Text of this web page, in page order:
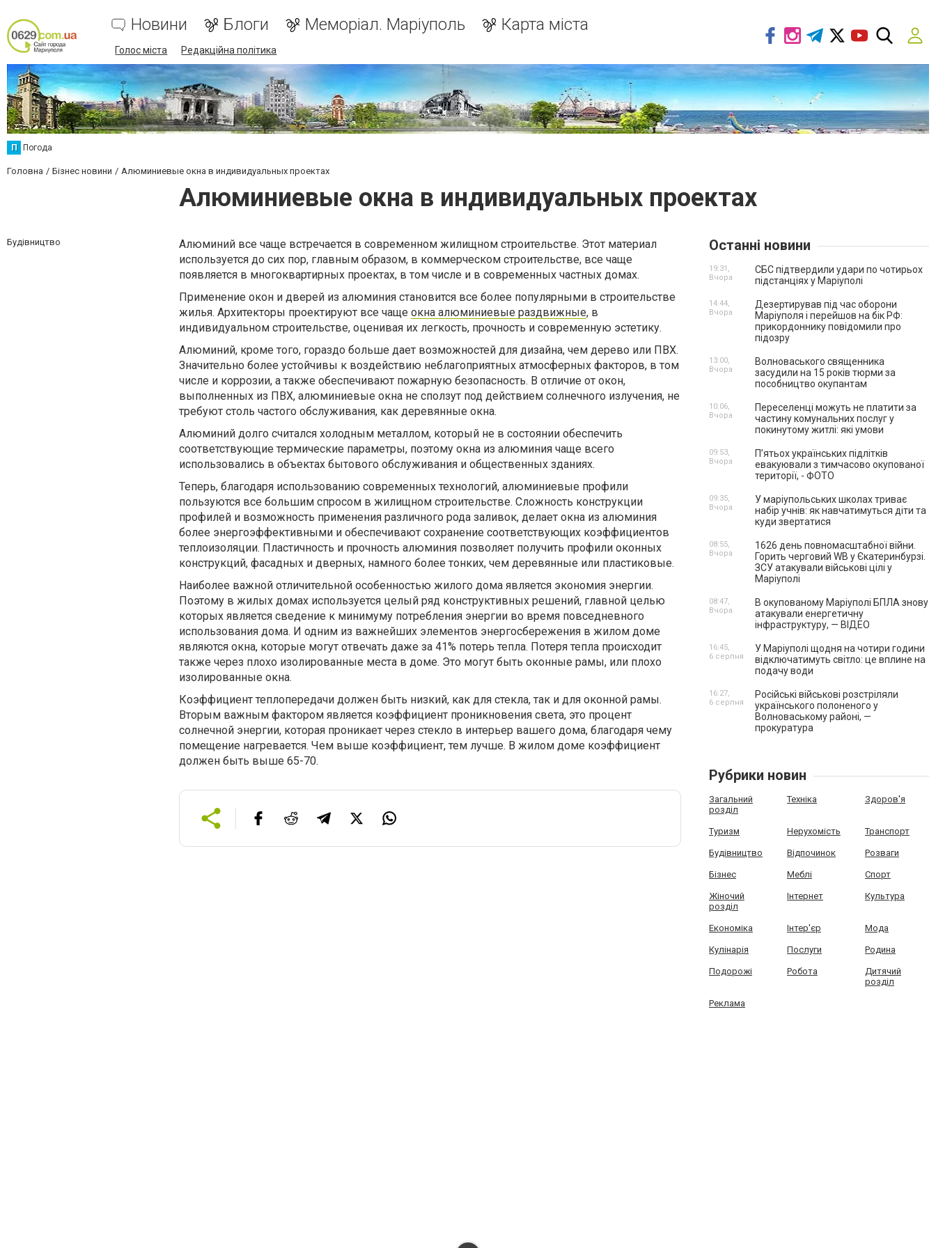
Новини Блоги Меморіал. Маріуполь Карта міста
Голос міста Редакційна політика
П Погода
Головна Бізнес новини Алюминиевые окна в индивидуальных проектах
Алюминиевые окна в индивидуальных проектах
Будівництво
Алюминий все чаще встречается в современном жилищном строительстве. Этот материал
используется до сих пор, главным образом, в коммерческом строительстве, все чаще
появляется в многоквартирных проектах, в том числе и в современных частных домах.
Применение окон и дверей из алюминия становится все более популярными в строительстве
жилья. Архитекторы проектируют все чаще окна алюминиевые раздвижные, в
индивидуальном строительстве, оценивая их легкость, прочность и современную эстетику.
Алюминий, кроме того, гораздо больше дает возможностей для дизайна, чем дерево или ПВХ.
Значительно более устойчивы к воздействию неблагоприятных атмосферных факторов, в том
числе и коррозии, а также обеспечивают пожарную безопасность. В отличие от окон,
выполненных из ПВХ, алюминиевые окна не сползут под действием солнечного излучения, не
требуют столь частого обслуживания, как деревянные окна.
Алюминий долго считался холодным металлом, который не в состоянии обеспечить
соответствующие термические параметры, поэтому окна из алюминия чаще всего
использовались в объектах бытового обслуживания и общественных зданиях.
Теперь, благодаря использованию современных технологий, алюминиевые профили
пользуются все большим спросом в жилищном строительстве. Сложность конструкции
профилей и возможность применения различного рода заливок, делает окна из алюминия
более энергоэффективными и обеспечивают сохранение соответствующих коэффициентов
теплоизоляции. Пластичность и прочность алюминия позволяет получить профили оконных
конструкций, фасадных и дверных, намного более тонких, чем деревянные или пластиковые.
Наиболее важной отличительной особенностью жилого дома является экономия энергии.
Поэтому в жилых домах используется целый ряд конструктивных решений, главной целью
которых является сведение к минимуму потребления энергии во время повседневного
использования дома. И одним из важнейших элементов энергосбережения в жилом доме
являются окна, которые могут отвечать даже за 41% потерь тепла. Потеря тепла происходит
также через плохо изолированные места в доме. Это могут быть оконные рамы, или плохо
изолированные окна.
Коэффициент теплопередачи должен быть низкий, как для стекла, так и для оконной рамы.
Вторым важным фактором является коэффициент проникновения света, это процент
солнечной энергии, которая проникает через стекло в интерьер вашего дома, благодаря чему
помещение нагревается. Чем выше коэффициент, тем лучше. В жилом доме коэффициент
должен быть выше 65-70.
Останні новини
СБС підтвердили удари по чотирьох
підстанціях у Маріуполі
19:31,
Вчора
Дезертирував під час оборони
Маріуполя і перейшов на бік РФ:
прикордоннику повідомили про
підозру
14:44,
Вчора
Волноваського священника
засудили на 15 років тюрми за
пособництво окупантам
13:00,
Вчора
Переселенці можуть не платити за
частину комунальних послуг у
покинутому житлі: які умови
10:06,
Вчора
П’ятьох українських підлітків
евакуювали з тимчасово окупованої
території, - ФОТО
09:53,
Вчора
У маріупольських школах триває
набір учнів: як навчатимуться діти та
куди звертатися
09:35,
Вчора
1626 день повномасштабної війни.
Горить черговий WB у Єкатеринбурзі.
ЗСУ атакували військові цілі у
Маріуполі
08:55,
Вчора
В окупованому Маріуполі БПЛА знову
атакували енергетичну
інфраструктуру, — ВІДЕО
08:47,
Вчора
У Маріуполі щодня на чотири години
відключатимуть світло: це вплине на
подачу води
16:45,
6 серпня
Російські військові розстріляли
українського полоненого у
Волноваському районі, —
прокуратура
16:27,
6 серпня
Рубрики новин
Загальний
розділ
Техніка Здоров'я
Туризм Нерухомість Транспорт
Будівництво Відпочинок Розваги
Бізнес Меблі Спорт
Жіночий
розділ
Інтернет Культура
Економіка Інтер'єр Мода
Кулінарія Послуги Родина
Подорожі Робота
Дитячий
розділ
Реклама